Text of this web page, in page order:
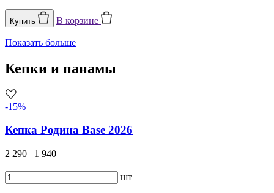
Купить В корзине
Показать больше
Кепки и панамы
-15%
Кепка Родина Base 2026
2 290 1 940
шт